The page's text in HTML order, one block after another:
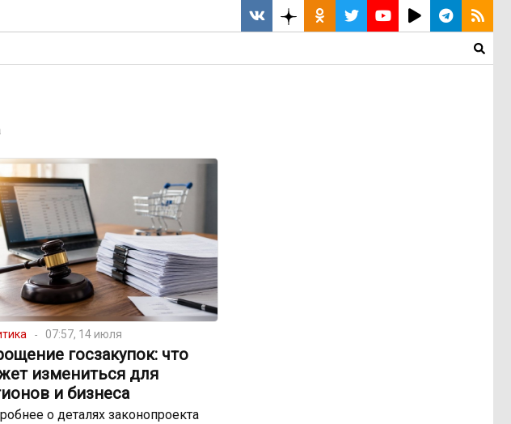
07:57, 14 июля
госзакупок: что
измениться для
и бизнеса
о деталях законопроекта